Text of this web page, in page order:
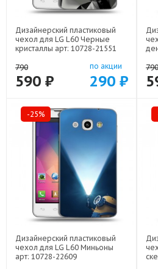
Дизайнерский пластиковый
чехол для LG L60 Черные
кристаллы арт: 10728-21551
790
590 ₽
по акции
290 ₽
790
-25%
Дизайнерский пластиковый
чехол для LG L60 Миньоны
арт: 10728-22609